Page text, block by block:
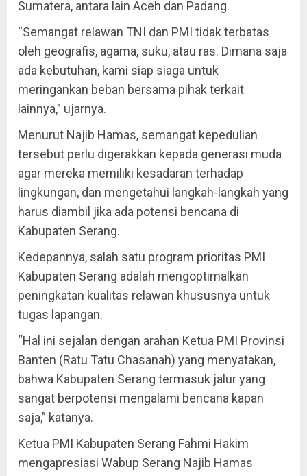
Sumatera, antara lain Aceh dan Padang.
“Semangat relawan TNI dan PMI tidak terbatas
oleh geografis, agama, suku, atau ras. Dimana saja
ada kebutuhan, kami siap siaga untuk
meringankan beban bersama pihak terkait
lainnya,” ujarnya.
Menurut Najib Hamas, semangat kepedulian
tersebut perlu digerakkan kepada generasi muda
agar mereka memiliki kesadaran terhadap
lingkungan, dan mengetahui langkah-langkah yang
harus diambil jika ada potensi bencana di
Kabupaten Serang.
Kedepannya, salah satu program prioritas PMI
Kabupaten Serang adalah mengoptimalkan
peningkatan kualitas relawan khususnya untuk
tugas lapangan.
“Hal ini sejalan dengan arahan Ketua PMI Provinsi
Banten (Ratu Tatu Chasanah) yang menyatakan,
bahwa Kabupaten Serang termasuk jalur yang
sangat berpotensi mengalami bencana kapan
saja,” katanya.
Ketua PMI Kabupaten Serang Fahmi Hakim
mengapresiasi Wabup Serang Najib Hamas